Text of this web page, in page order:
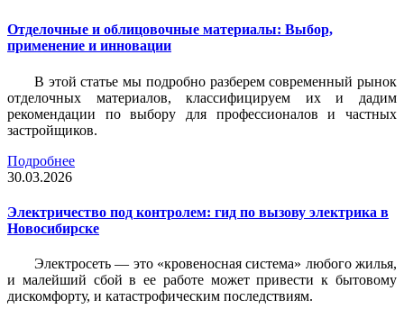
Отделочные и облицовочные материалы: Выбор,
применение и инновации
В этой статье мы подробно разберем современный рынок
отделочных материалов, классифицируем их и дадим
рекомендации по выбору для профессионалов и частных
застройщиков.
Подробнее
30.03.2026
Электричество под контролем: гид по вызову электрика в
Новосибирске
Электросеть — это «кровеносная система» любого жилья,
и малейший сбой в ее работе может привести к бытовому
дискомфорту, и катастрофическим последствиям.